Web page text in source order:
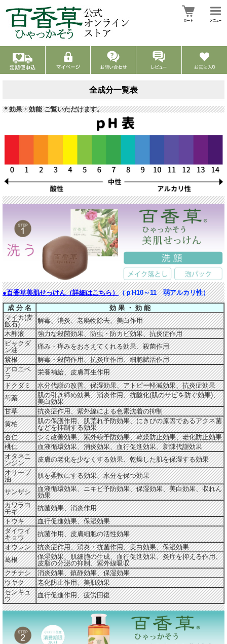
全成分一覧表
＊効果・効能 ご覧いただけます。
●百香草美肌せっけん（詳細はこちら）（ｐH10～11 弱アルカリ性）
成 分 名
効 果 ・ 効 能
マイカ(麦
飯石)
解毒、消炎、老廃物除去、美白作用
木酢液
強力な殺菌効果、防虫・防カビ効果、抗炎症作用
ビャクダ
ン油
痛み・痒みをおさえてくれる効果、殺菌作用
紫根
解毒・殺菌作用、抗炎症作用、細胞賦活作用
アロエベ
ラ
栄養補給、皮膚再生作用
ドクダミ
水分代謝の改善、保湿効果、アトピー軽減効果、抗炎症効果
芍薬
肌の引き締め効果、消炎作用、抗酸化(肌のサビを防ぐ効果)、
美白効果
甘草
抗炎症作用、紫外線による色素沈着の抑制
黄柏
肌の保護作用、肌荒れ予防効果、にきびの原因であるアクネ菌
などを抑制する効果
杏仁
シミ改善効果、紫外線予防効果、乾燥防止効果、老化防止効果
桃仁
血液循環効果、消炎効果、血行促進効果、新陳代謝効果
オタネニ
ンジン
皮膚の老化を少なくする効果、乾燥した肌を保湿する効果
オリーブ
油
肌を柔軟にする効果、水分を保つ効果
サンザシ
血液循環効果、ニキビ予防効果、保湿効果、美白効果、収れん
効果
カワラヨ
モギ
抗菌効果、消炎作用
トウキ
血行促進効果、保湿効果
ダイウイ
キョウ
抗菌作用、皮膚細胞の活性効果
オウレン
抗炎症作用、消炎・抗菌作用、美白効果、保湿効果
葛根
保湿効果、肌細胞の生成、血行促進効果、炎症を抑える作用、
皮脂の分泌の抑制、紫外線吸収
クチナシ
消炎効果、鎮静効果、保湿効果
ウヤク
老化防止作用、美肌効果
センキュ
ウ
血行促進作用、疲労回復